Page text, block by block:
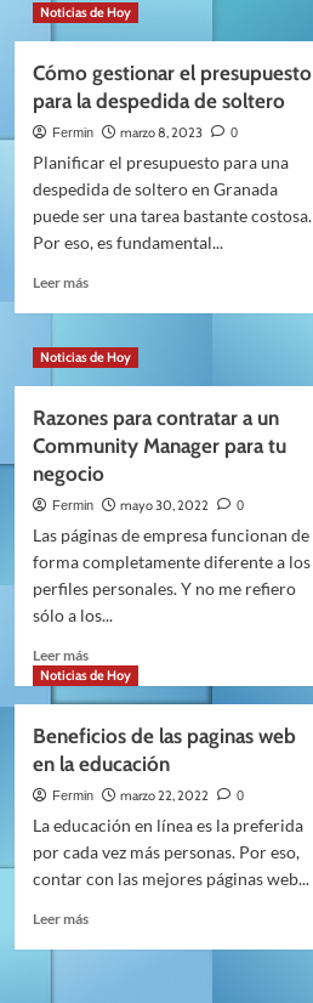
Noticias de Hoy
Cómo gestionar el presupuesto
para la despedida de soltero
Fermin marzo 8, 2023 0
Planificar el presupuesto para una
despedida de soltero en Granada
puede ser una tarea bastante costosa.
Por eso, es fundamental...
Leer másLeer
Cómo
gestionar
presupuesto
para
la
despedida
de
soltero
Noticias de Hoy
Razones para contratar a un
Community Manager para tu
negocio
Fermin mayo 30, 2022 0
Las páginas de empresa funcionan de
forma completamente diferente a los
perfiles personales. Y no me refiero
sólo a los...
Leer másLeer
más
sobre
para
contratar
a
Community
Manager
para
negocio
Noticias de Hoy
Beneficios de las paginas web
en la educación
Fermin marzo 22, 2022 0
La educación en línea es la preferida
por cada vez más personas. Por eso,
contar con las mejores páginas web...
Leer másLeer